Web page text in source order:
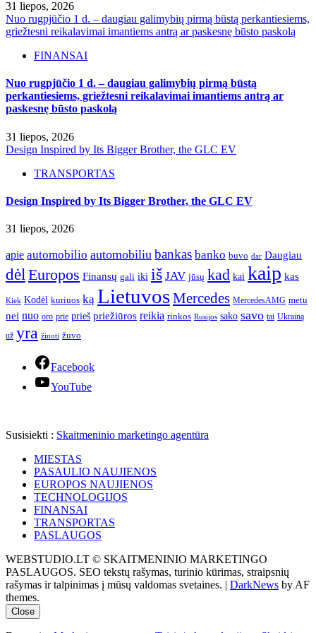
31 liepos, 2026
Nuo rugpjūčio 1 d. – daugiau galimybių pirmą būstą perkantiesiems,
griežtesni reikalavimai imantiems antrą ar paskesnę būsto paskolą
FINANSAI
Nuo rugpjūčio 1 d. – daugiau galimybių pirmą būstą
perkantiesiems, griežtesni reikalavimai imantiems antrą ar
paskesnę būsto paskolą
31 liepos, 2026
Design Inspired by Its Bigger Brother, the GLC EV
TRANSPORTAS
Design Inspired by Its Bigger Brother, the GLC EV
31 liepos, 2026
apie automobilio automobiliu bankas banko buvo dar Daugiau
dėlEuropos Finansų gali iki iš JAV jūsų kad kai kaip kas
Kiek Kodėl kuriuos ką LietuvosMercedes MercedesAMG metu
nei nuo oro prie prieš priežiūros reikia rinkos Rusijos sako savo tai Ukrainą
už yra žinoti žuvo
Facebook
YouTube
Susisiekti : Skaitmeninio marketingo agentūra
MIESTAS
PASAULIO NAUJIENOS
EUROPOS NAUJIENOS
TECHNOLOGIJOS
FINANSAI
TRANSPORTAS
PASLAUGOS
WEBSTUDIO.LT © SKAITMENINIO MARKETINGO
PASLAUGOS. SEO tekstų rašymas, turinio kūrimas, straipsnių
rašymas ir talpinimas į mūsų valdomas svetaines. | DarkNews by AF
themes.
Close